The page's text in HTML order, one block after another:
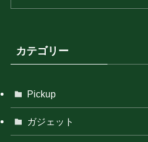
カテゴリー
Pickup
ガジェット